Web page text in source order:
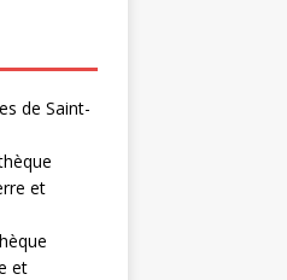
de Saint-
et
et